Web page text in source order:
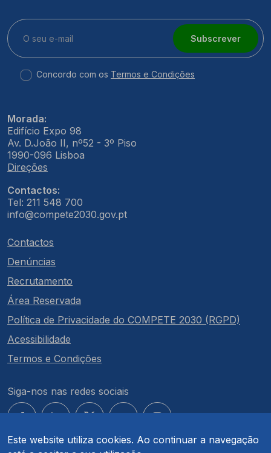
Este website utiliza cookies. Ao continuar a navegação
Subscrever
Concordo com os Termos e Condições
Morada:
Edifício Expo 98
Av. D.João II, nº52 - 3º Piso
1990-096 Lisboa
Direções
Contactos:
Tel: 211 548 700
info@compete2030.gov.pt
Contactos
Denúncias
Recrutamento
Área Reservada
Política de Privacidade do COMPETE 2030 (RGPD)
Acessibilidade
Termos e Condições
Siga-nos nas redes sociais